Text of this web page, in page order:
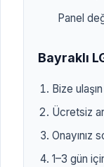
Panel
Bayraklı
Bize
Ücretsiz
Onayınız
1–3 gün